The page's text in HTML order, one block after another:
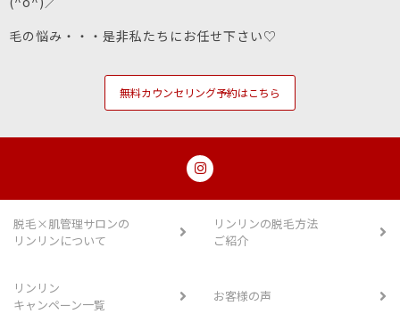
毛の悩み・・・是非私たちにお任せ下さい♡
無料カウンセリング予約はこちら
脱毛×肌管理サロンの
リンリンについて
リンリンの脱毛方法
ご紹介
リンリン
キャンペーン一覧
お客様の声